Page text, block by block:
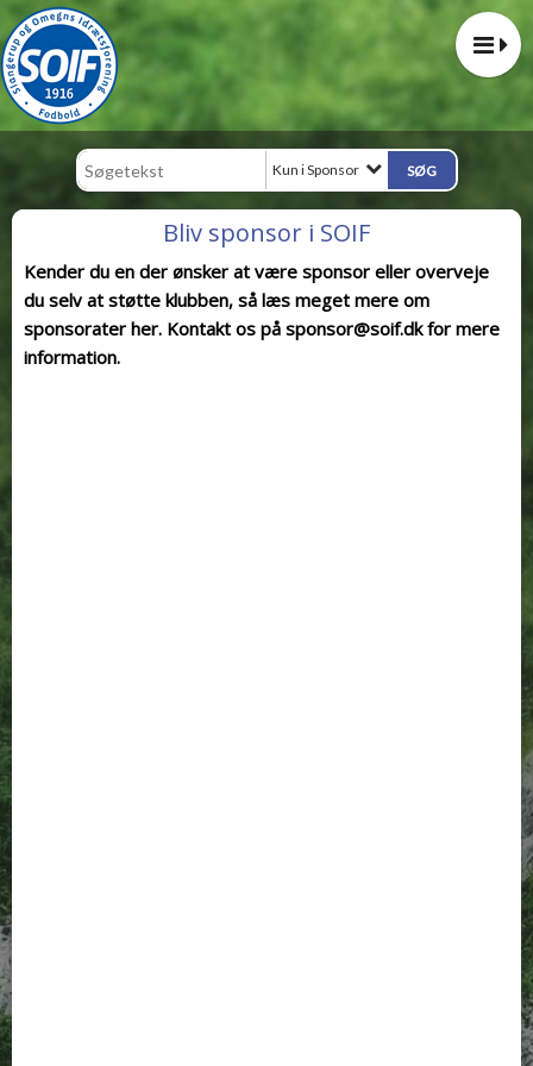
Kun i Sponsor
Bliv sponsor i SOIF
Kender du en der ønsker at være sponsor eller overveje
du selv at støtte klubben, så læs meget mere om
sponsorater her. Kontakt os på sponsor@soif.dk for mere
information.